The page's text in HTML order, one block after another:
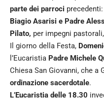
parte dei parroci precedenti:
Biagio Asarisi e Padre
Pilato, per impegni
Il giorno della Festa,
l’Eucaristia Padre Michele
Chiesa San Giovanni, che a
ordinazione sacerdotale.
L’Eucaristia delle 18.30